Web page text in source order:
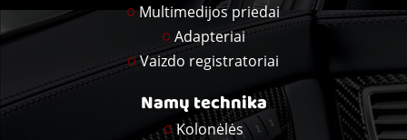
Multimedijos priedai
Adapteriai
Vaizdo registratoriai
Namų technika
Kolonėlės